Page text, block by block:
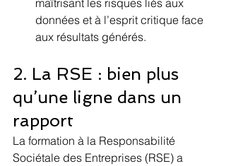
maîtrisant les risques liés aux
données et à l’esprit critique face
aux résultats générés.
2. La RSE : bien plus
qu’une ligne dans un
rapport
La formation à la Responsabilité
Sociétale des Entreprises (RSE) a